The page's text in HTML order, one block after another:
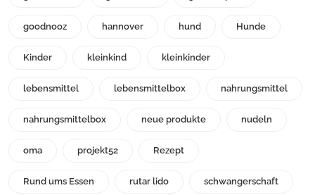
goodnooz hannover hund Hunde
Kinder kleinkind kleinkinder
lebensmittel lebensmittelbox nahrungsmittel
nahrungsmittelbox neue produkte nudeln
oma projekt52 Rezept
Rund ums Essen rutar lido schwangerschaft